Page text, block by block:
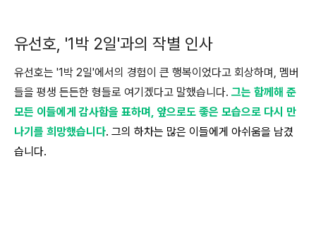
유선호, '1박 2일'과의 작별 인사
유선호는 '1박 2일'에서의 경험이 큰 행복이었다고 회상하며, 멤버
들을 평생 든든한 형들로 여기겠다고 말했습니다. 그는 함께해 준
모든 이들에게 감사함을 표하며, 앞으로도 좋은 모습으로 다시 만
나기를 희망했습니다. 그의 하차는 많은 이들에게 아쉬움을 남겼
습니다.